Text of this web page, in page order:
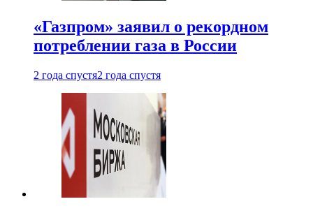
«Газпром» заявил о рекордном
потреблении газа в России
2 года спустя2 года спустя